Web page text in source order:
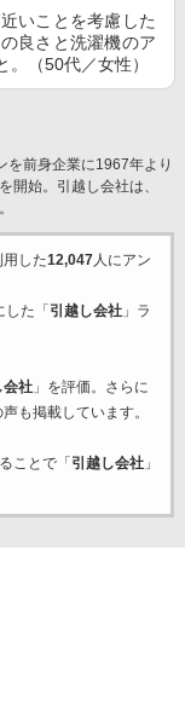
いことを考慮した
良さと洗濯機のア
（50代／女性）
を前身企業に1967年より
開始。引越し会社は、
した12,047人にアン
た「 引越し会社」ラ
会社」を評価。さらに
も掲載しています。
ことで「 引越し会社」